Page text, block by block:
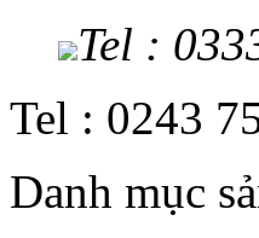
Tel :
Tel : 0243
Danh mục